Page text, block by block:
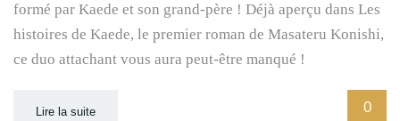
formé par Kaede et son grand-père ! Déjà aperçu dans Les
histoires de Kaede, le premier roman de Masateru Konishi,
ce duo attachant vous aura peut-être manqué !
Lire la suite 0